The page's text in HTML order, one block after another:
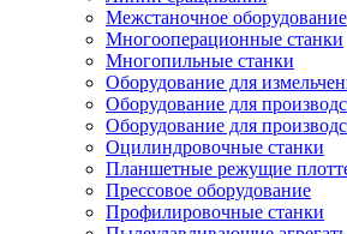
Межстаночное оборудование
Многооперационные станки
Многопильные станки
Оборудование для
Оборудование для
Оборудование для
Оцилиндровочные станки
Планшетные режущие
Прессовое оборудование
Профилировочные станки